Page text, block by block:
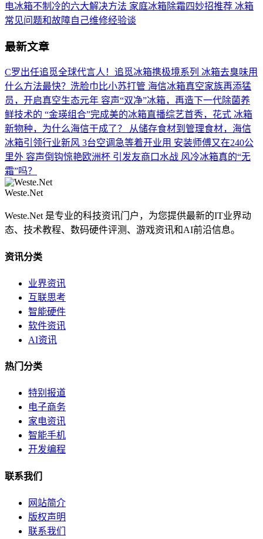
电冰箱不制冷的六大解决方法 家庭冰箱除霜四妙招推荐 冰箱
常见问题和故障自己维修经验谈
最新文章
C罗出任追觅全球代言人！追觅冰箱携极境系列 冰箱去臭味用
什么方法最快？洗脸巾比小苏打管 海信冰箱真空家族再添猛
员，开启真空生态元年 容声“双净”冰箱，再造下一代除菌养
鲜技术的 “金瑛组合”完成美的冰箱直播综艺首秀，花式 冰箱
新物种，为什么海信干成了？
从储存食材到管理食材，海信
冰箱引领行业新风 3台空调急等着开业用 安装师傅又在240公
里外 容声倒钩惊艳欧洲杯 引发友商口水战 风冷冰箱真的“无
霜”吗？
Weste.Net
Weste.Net 是专业的科技资讯门户，为您提供最新的IT业界动
态、技术教程、数码硬件评测、游戏资讯和AI前沿信息。
资讯分类
业界资讯
互联思考
智能硬件
软件资讯
AI资讯
热门分类
特别报道
电子商务
家电资讯
智能手机
开发编程
联系我们
网站简介
版权声明
联系我们